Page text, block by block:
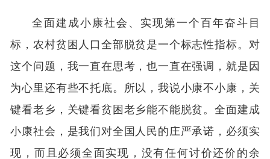
全面建成小康社会、实现第一个百年奋斗目
标，农村贫困人口全部脱贫是一个标志性指标。对
这个问题，我一直在思考，也一直在强调，就是因
为心里还有些不托底。所以，我说小康不小康，关
键看老乡，关键看贫困老乡能不能脱贫。全面建成
小康社会，是我们对全国人民的庄严承诺，必须实
现，而且必须全面实现，没有任何讨价还价的余